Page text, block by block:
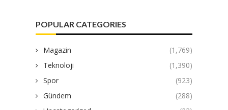
POPULAR CATEGORIES
Magazin
(1,769)
Teknoloji
(1,390)
Spor
(923)
Gündem
(288)